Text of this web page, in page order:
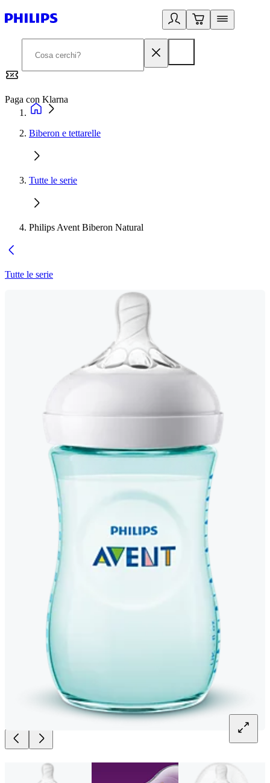
Paga con Klarna
Biberon e tettarelle
Tutte le serie
Philips Avent Biberon Natural
Tutte le serie